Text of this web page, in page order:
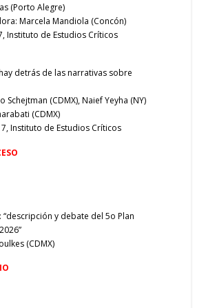
(Porto Alegre)
Marcela Mandiola (Concón)
Instituto de Estudios Críticos
detrás de las narrativas sobre
Schejtman (CDMX), Naief Yeyha (NY)
(CDMX)
Instituto de Estudios Críticos
“descripción y debate del 5o Plan
(CDMX)